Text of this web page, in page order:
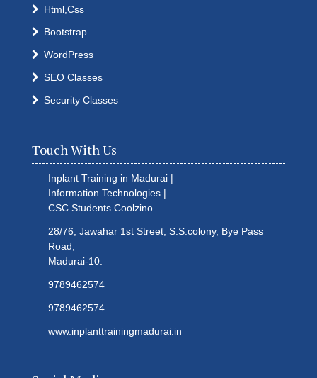
Html,Css
Bootstrap
WordPress
SEO Classes
Security Classes
Touch With Us
Inplant Training in Madurai |
Information Technologies |
CSC Students Coolzino
28/76, Jawahar 1st Street, S.S.colony, Bye Pass
Road,
Madurai-10.
9789462574
9789462574
www.inplanttrainingmadurai.in